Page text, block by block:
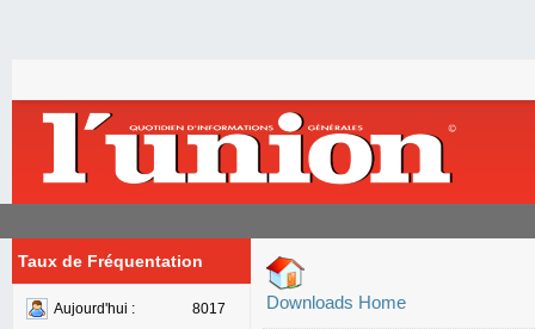
Taux de Fréquentation
Aujourd'hui :
8017
Downloads Home